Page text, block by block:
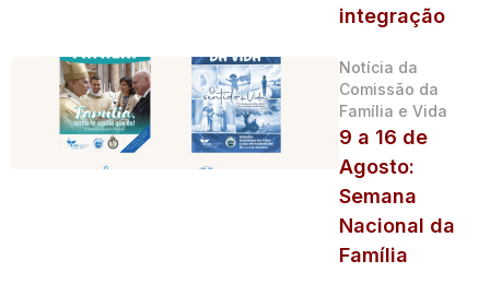
integração
Notícia da
Comissão da
Família e Vida
9 a 16 de
Agosto:
Semana
Nacional da
Família